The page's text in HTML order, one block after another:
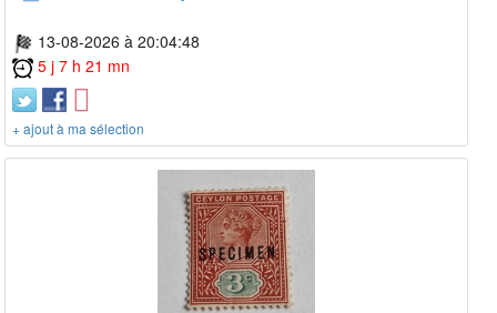
13-08-2026 à 20:04:48
5 j 7 h 21 mn
+ ajout à ma sélection